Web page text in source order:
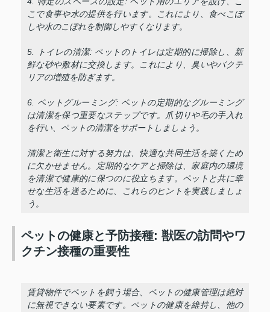
こで食事や水の提供を行います。これにより、食べこぼ
しや水のこぼれを制御しやすくなります。
5. トイレの清潔: ペットのトイレは定期的に掃除し、新
鮮な砂や敷材に交換します。これにより、臭いやバクテ
リアの増殖を防ぎます。
6. ペットグルーミング: ペットの定期的なグルーミング
は清潔を保つ重要なステップです。爪切りや毛の手入れ
を行い、ペットの清潔をサポートしましょう。
清潔と衛生に対する努力は、快適な共同生活を築くため
に欠かせません。定期的なケアと掃除は、家庭内の環境
を清潔で健康的に保つのに役立ちます。ペットと共に幸
せな生活を送るために、これらのヒントを実践しましょ
う。
ペットの健康と予防接種: 獣医の訪問やワ
クチン接種の重要性
賃貸物件でペットを飼う場合、ペットの健康管理は絶対
に無視できない要素です。ペットの健康を維持し、他の